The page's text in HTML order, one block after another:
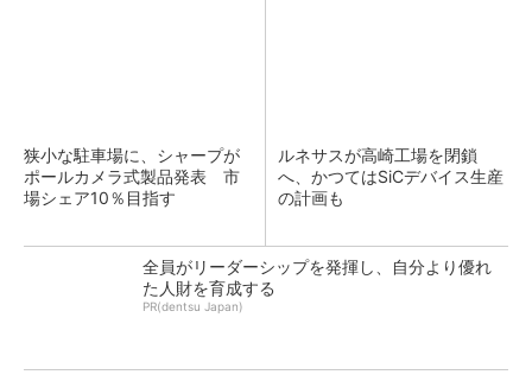
狭小な駐車場に、シャープが
ポールカメラ式製品発表 市
場シェア10％目指す
ルネサスが高崎工場を閉鎖
へ、かつてはSiCデバイス生産
の計画も
全員がリーダーシップを発揮し、自分より優れ
た人財を育成する
PR(dentsu Japan)